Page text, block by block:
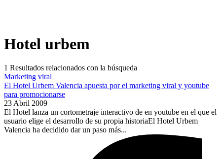
Hotel urbem
1 Resultados relacionados con la búsqueda
Marketing viral
El Hotel Urbem Valencia apuesta por el marketing viral y youtube
para promocionarse
23 Abril 2009
El Hotel lanza un cortometraje interactivo de en youtube en el que el
usuario elige el desarrollo de su propia historiaEl Hotel Urbem
Valencia ha decidido dar un paso más...